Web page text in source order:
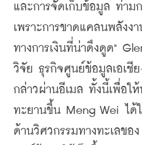
และการจัดเก็บข้อมูล ท่าม
เพราะการขาดแคลนพลัง
ทางการเงินที่น่าดึงดูด"
วิจัย ธุรกิจศูนย์ข้อมูลเอเชี
กล่าวผ่านอีเมล ทั้งนี้เพื่อใ
ทะยานขึ้น Meng Wei ได้
ด้านวิศวกรรมทางทะเลของ